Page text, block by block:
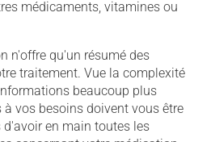
médicaments, vitamines ou
n'offre qu'un résumé des
traitement. Vue la complexité
beaucoup plus
vos besoins doivent vous être
d'avoir en main toutes les